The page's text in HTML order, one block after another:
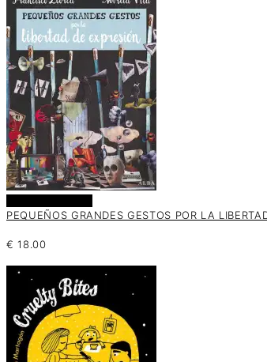
PEQUEÑOS GRANDES GESTOS POR LA
€ 18.00